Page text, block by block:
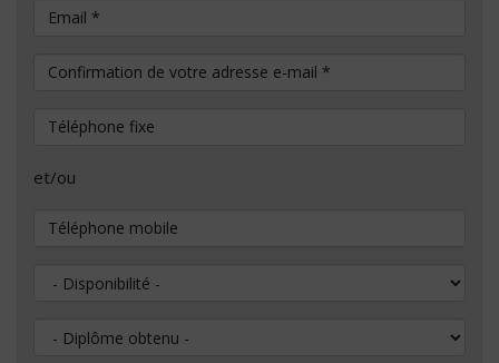
Email*
Confirmation de votre adresse e-mail
Téléphone fixe
et/ou
Téléphone mobile
Disponibilité
Diplôme obtenu